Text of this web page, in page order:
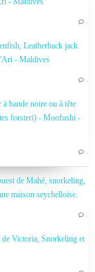
…
Leatherback jack
- Maldives
…
bande noire ou à tête
forsteri) - Moofushi -
…
de Mahé, snorkeling,
maison seychelloise.
…
de Victoria, Snorkeling et